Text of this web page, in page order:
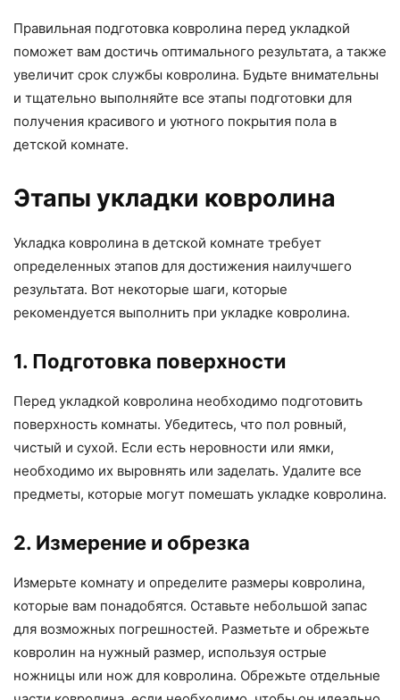
Правильная подготовка ковролина перед укладкой
поможет вам достичь оптимального результата, а также
увеличит срок службы ковролина. Будьте внимательны
и тщательно выполняйте все этапы подготовки для
получения красивого и уютного покрытия пола в
детской комнате.
Этапы укладки ковролина
Укладка ковролина в детской комнате требует
определенных этапов для достижения наилучшего
результата. Вот некоторые шаги, которые
рекомендуется выполнить при укладке ковролина.
1. Подготовка поверхности
Перед укладкой ковролина необходимо подготовить
поверхность комнаты. Убедитесь, что пол ровный,
чистый и сухой. Если есть неровности или ямки,
необходимо их выровнять или заделать. Удалите все
предметы, которые могут помешать укладке ковролина.
2. Измерение и обрезка
Измерьте комнату и определите размеры ковролина,
которые вам понадобятся. Оставьте небольшой запас
для возможных погрешностей. Разметьте и обрежьте
ковролин на нужный размер, используя острые
ножницы или нож для ковролина. Обрежьте отдельные